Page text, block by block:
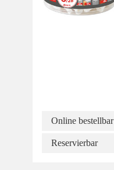
Online bestellbar
Reservierbar